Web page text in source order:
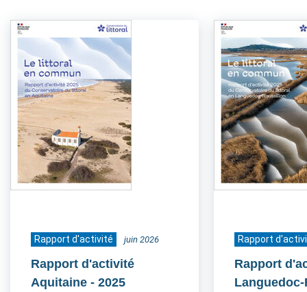
Rapport d'activité juin 2026
Rapport d'activité
Aquitaine - 2025
Rapport
Rapport